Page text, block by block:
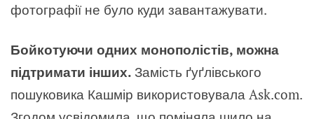
фотографії не було куди завантажувати.
Бойкотуючи одних монополістів, можна
підтримати інших. Замість ґуґлівського
пошуковика Кашмір використовувала Ask.com.